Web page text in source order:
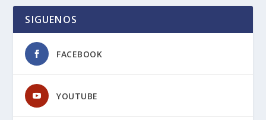
SIGUENOS
FACEBOOK
YOUTUBE